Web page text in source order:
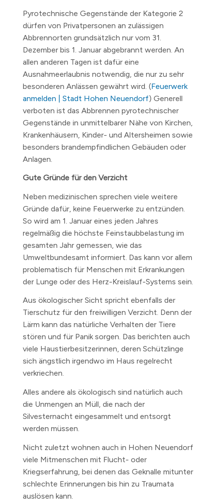
Pyrotechnische Gegenstände der Kategorie 2
dürfen von Privatpersonen an zulässigen
Abbrennorten grundsätzlich nur vom 31.
Dezember bis 1. Januar abgebrannt werden. An
allen anderen Tagen ist dafür eine
Ausnahmeerlaubnis notwendig, die nur zu sehr
besonderen Anlässen gewährt wird. (Feuerwerk
anmelden | Stadt Hohen Neuendorf) Generell
verboten ist das Abbrennen pyrotechnischer
Gegenstände in unmittelbarer Nähe von Kirchen,
Krankenhäusern, Kinder- und Altersheimen sowie
besonders brandempfindlichen Gebäuden oder
Anlagen.
Gute Gründe für den Verzicht
Neben medizinischen sprechen viele weitere
Gründe dafür, keine Feuerwerke zu entzünden.
So wird am 1. Januar eines jeden Jahres
regelmäßig die höchste Feinstaubbelastung im
gesamten Jahr gemessen, wie das
Umweltbundesamt informiert. Das kann vor allem
problematisch für Menschen mit Erkrankungen
der Lunge oder des Herz-Kreislauf-Systems sein.
Aus ökologischer Sicht spricht ebenfalls der
Tierschutz für den freiwilligen Verzicht. Denn der
Lärm kann das natürliche Verhalten der Tiere
stören und für Panik sorgen. Das berichten auch
viele Haustierbesitzerinnen, deren Schützlinge
sich ängstlich irgendwo im Haus regelrecht
verkriechen.
Alles andere als ökologisch sind natürlich auch
die Unmengen an Müll, die nach der
Silvesternacht eingesammelt und entsorgt
werden müssen.
Nicht zuletzt wohnen auch in Hohen Neuendorf
viele Mitmenschen mit Flucht- oder
Kriegserfahrung, bei denen das Geknalle mitunter
schlechte Erinnerungen bis hin zu Traumata
auslösen kann.